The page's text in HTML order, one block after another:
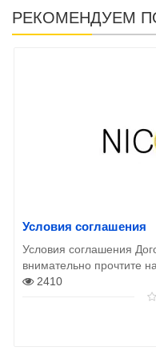
РЕКОМЕНДУЕМ
Условия соглашения
Условия соглашения
внимательно прочтите
2410